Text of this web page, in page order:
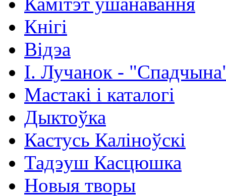
Кнігі
Відэа
І. Лучанок -
Мастакі i каталогi
Дыктоўка
Кастусь Каліноўскі
Тадэуш Касцюшка
Новыя творы